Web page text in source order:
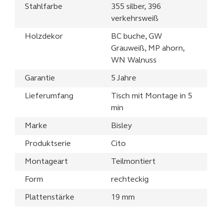
Stahlfarbe
355 silber, 396
verkehrsweiß
Holzdekor
BC buche, GW
Grauweiß, MP ahorn,
WN Walnuss
Garantie 5 Jahre
Lieferumfang
Tisch mit Montage in 5
min
Marke Bisley
Produktserie Cito
Montageart Teilmontiert
Form rechteckig
Plattenstärke 19 mm